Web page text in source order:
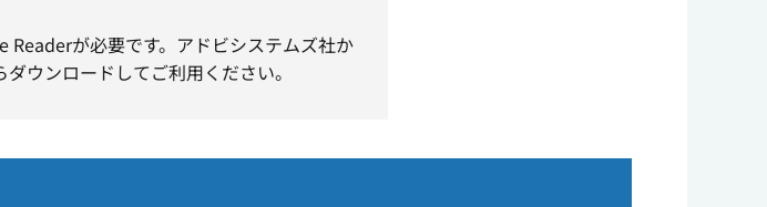
Readerが必要です。アドビシステムズ社か
ダウンロードしてご利用ください。